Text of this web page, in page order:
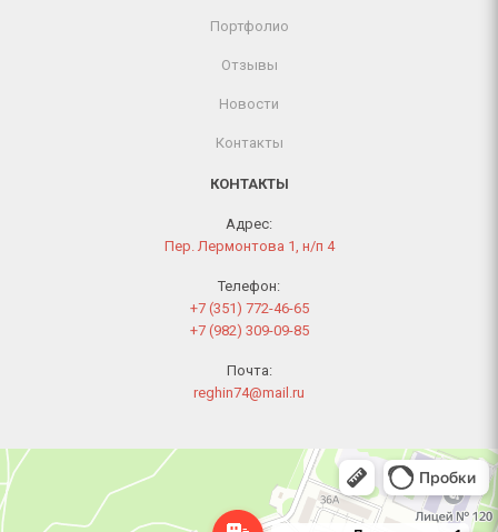
Портфолио
Отзывы
Новости
Контакты
КОНТАКТЫ
Адрес:
Пер. Лермонтова 1, н/п 4
Телефон:
+7 (351) 772-46-65
+7 (982) 309-09-85
Почта:
reghin74@mail.ru
Челябинск
Переулок Лермонтова, 1 — Яндекс Карты